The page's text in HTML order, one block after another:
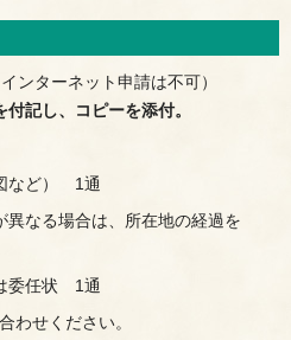
ターネット申請は不可）
記し、コピーを添付。
など） 1通
異なる場合は、所在地の経過を
委任状 1通
わせください。